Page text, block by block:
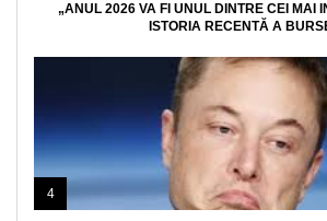
„ANUL 2026 VA FI UNUL DINTRE CEI MAI
ISTORIA RECENTĂ A
4